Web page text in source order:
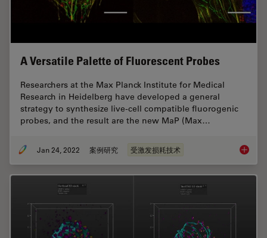
A Versatile Palette of Fluorescent Probes
Researchers at the Max Planck Institute for Medical
Research in Heidelberg have developed a general
strategy to synthesize live-cell compatible fluorogenic
probes, and the result are the new MaP (Max…
Jan 24, 2022 案例研究 受激发损耗技术 A